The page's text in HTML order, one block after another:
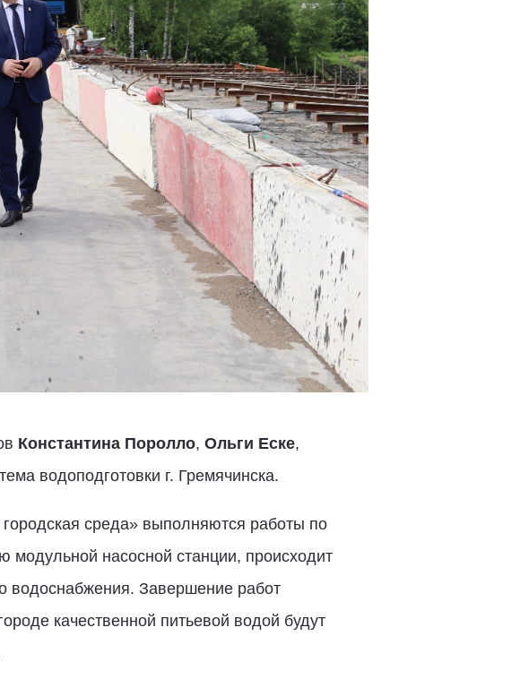
Константина Поролло, Ольги Еске,
водоподготовки г. Гремячинска.
среда» выполняются работы по
модульной насосной станции, происходит
водоснабжения. Завершение работ
качественной питьевой водой будут